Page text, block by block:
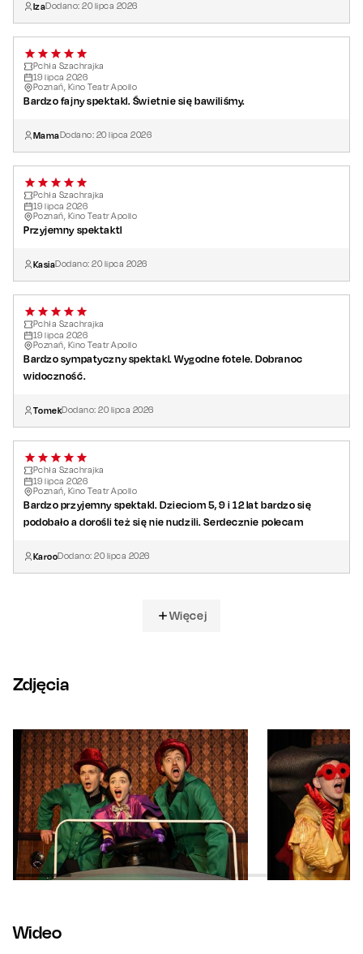
IzaDodano:20 lipca 2026
Pchła Szachrajka
19 lipca 2026
Poznań, Kino Teatr Apollo
Bardzo fajny spektakl. Świetnie się bawiliśmy.
MamaDodano: 20lipca 2026
Pchła Szachrajka
19 lipca 2026
Poznań, Kino Teatr Apollo
Przyjemny spektaktl
KasiaDodano:20 lipca 2026
Pchła Szachrajka
19 lipca 2026
Poznań, Kino Teatr Apollo
Bardzo sympatyczny spektakl. Wygodne fotele. Dobranoc
widoczność.
TomekDodano:20 lipca 2026
Pchła Szachrajka
19 lipca 2026
Poznań, Kino Teatr Apollo
Bardzo przyjemny spektakl. Dzieciom 5, 9 i 12 lat bardzo się
podobało a dorośli też się nie nudzili. Serdecznie polecam
KarooDodano:20 lipca 2026
Więcej
Zdjęcia
Wideo